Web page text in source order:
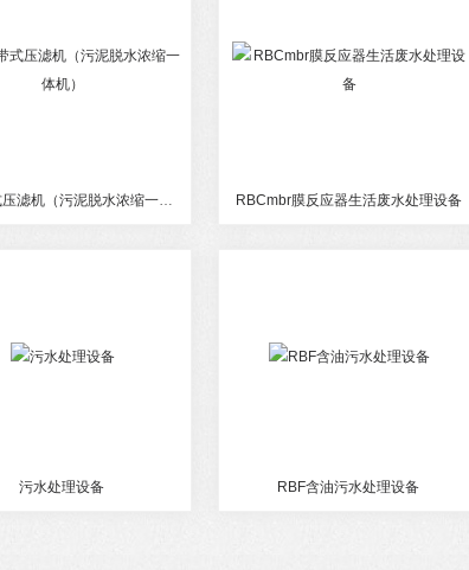
RBK带式压滤机（污泥脱水浓缩一体机） RBCmbr膜反应器生活废水处理设备
污水处理设备 RBF含油污水处理设备